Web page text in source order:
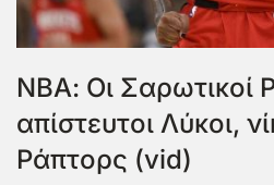
ΝΒΑ: Οι Σαρωτικοί
απίστευτοι Λύκοι,
Ράπτορς (vid)